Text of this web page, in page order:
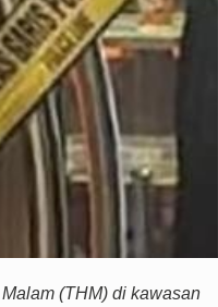
(THM) di kawasan